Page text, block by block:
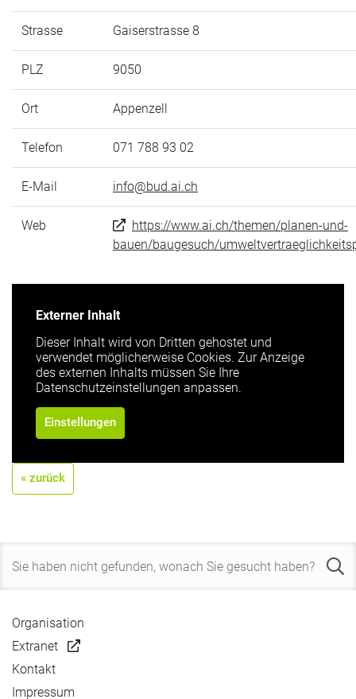
Strasse Gaiserstrasse 8
PLZ 9050
Ort Appenzell
Telefon 071 788 93 02
E-Mail info@bud.ai.ch
Web
https://www.ai.ch/themen/planen-und-
bauen/baugesuch/
Externer Inhalt
Dieser Inhalt wird von Dritten gehostet und
verwendet möglicherweise Cookies. Zur Anzeige
des externen Inhalts müssen Sie Ihre
Datenschutzeinstellungen anpassen.
Einstellungen
« zurück
Organisation
Extranet
Kontakt
Impressum